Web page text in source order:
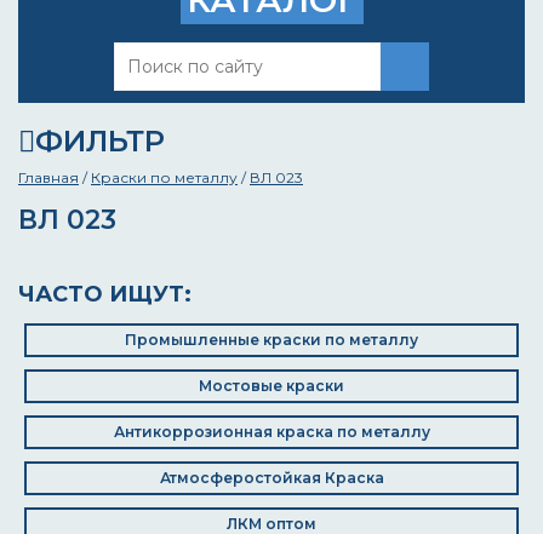
ФИЛЬТР
Главная / Краски по металлу / ВЛ 023
ВЛ 023
ЧАСТО ИЩУТ:
Промышленные краски по металлу
Мостовые краски
Антикоррозионная краска по металлу
Атмосферостойкая Краска
ЛКМ оптом